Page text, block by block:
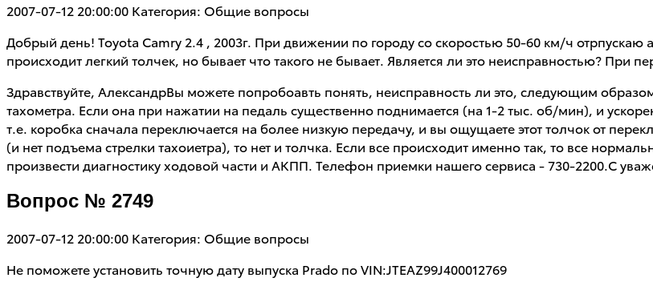
2007-07-12 20:00:00 Категория: Общие вопросы
Добрый день! Toyota Camry 2.4 , 2003г. При движении по городу со скоростью 50-60 км/ч
происходит легкий толчек, но бывает что такого не бывает. Является ли это неисправностью? При
Здравствуйте, АлександрВы можете попробоавть понять, неисправность ли это, следующим
тахометра. Если она при нажатии на педаль существенно поднимается (на 1-2 тыс. об/мин), и
т.е. коробка сначала переключается на более низкую передачу, и вы ощущаете этот толчок от
(и нет подъема стрелки тахоиетра), то нет и толчка. Если все происходит именно так, то все
произвести диагностику ходовой части и АКПП. Телефон приемки нашего сервиса - 730-2200.С
Вопрос № 2749
2007-07-12 20:00:00 Категория: Общие вопросы
Не поможете установить точную дату выпуска Prado по VIN:JTEAZ99J400012769